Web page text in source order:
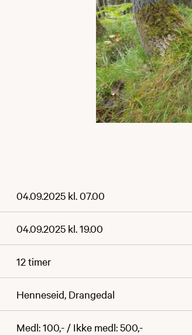
04.09.2025 kl. 07.00
04.09.2025 kl. 19.00
12 timer
Henneseid, Drangedal
Medl: 100,- / Ikke medl: 500,-